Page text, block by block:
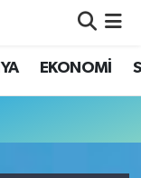
EKONOMİ